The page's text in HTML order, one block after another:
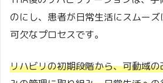
のにし、患者が日常生活にスムー
可欠なプロセスです。
リハビリの初期段階から、可動域